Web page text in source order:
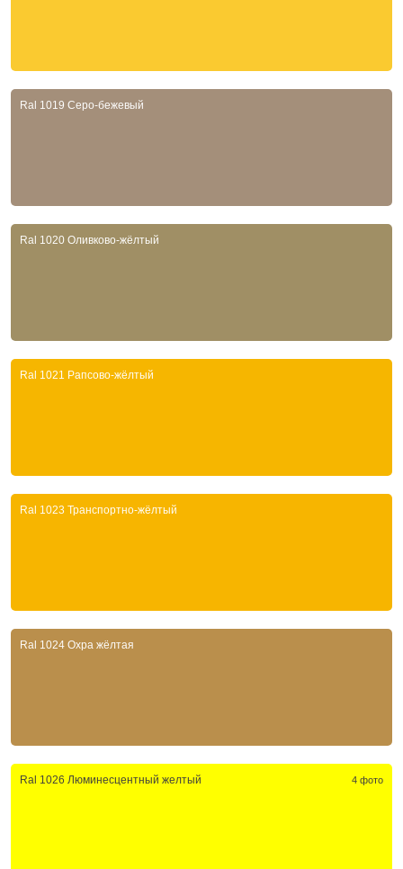
Ral 1019 Серо-бежевый
Ral 1020 Оливково-жёлтый
Ral 1021 Рапсово-жёлтый
Ral 1023 Транспортно-жёлтый
Ral 1024 Охра жёлтая
Ral 1026 Люминесцентный желтый 4 фото